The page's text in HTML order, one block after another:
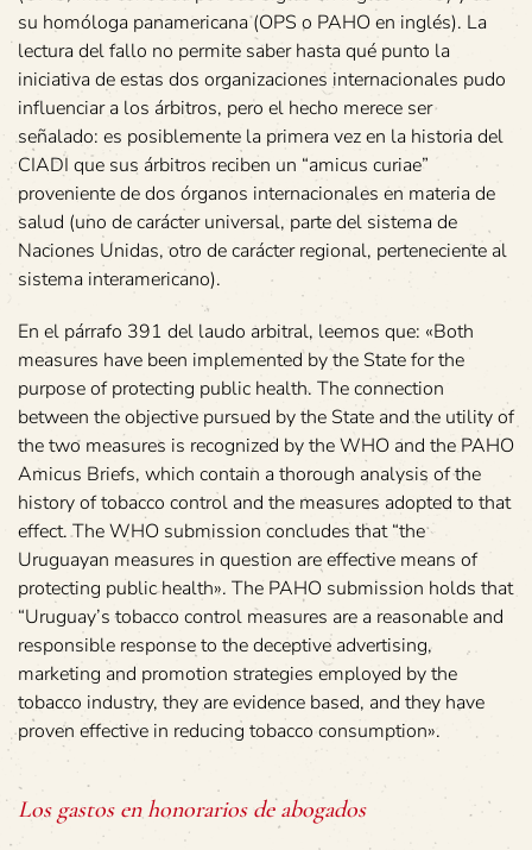
su homóloga panamericana (OPS o PAHO en inglés). La
lectura del fallo no permite saber hasta qué punto la
iniciativa de estas dos organizaciones internacionales pudo
influenciar a los árbitros, pero el hecho merece ser
señalado: es posiblemente la primera vez en la historia del
CIADI que sus árbitros reciben un “amicus curiae”
proveniente de dos órganos internacionales en materia de
salud (uno de carácter universal, parte del sistema de
Naciones Unidas, otro de carácter regional, perteneciente al
sistema interamericano).
En el párrafo 391 del laudo arbitral, leemos que: «Both
measures have been implemented by the State for the
purpose of protecting public health. The connection
between the objective pursued by the State and the utility of
the two measures is recognized by the WHO and the PAHO
Amicus Briefs, which contain a thorough analysis of the
history of tobacco control and the measures adopted to that
effect. The WHO submission concludes that “the
Uruguayan measures in question are effective means of
protecting public health». The PAHO submission holds that
“Uruguay’s tobacco control measures are a reasonable and
responsible response to the deceptive advertising,
marketing and promotion strategies employed by the
tobacco industry, they are evidence based, and they have
proven effective in reducing tobacco consumption».
Los gastos en honorarios de abogados